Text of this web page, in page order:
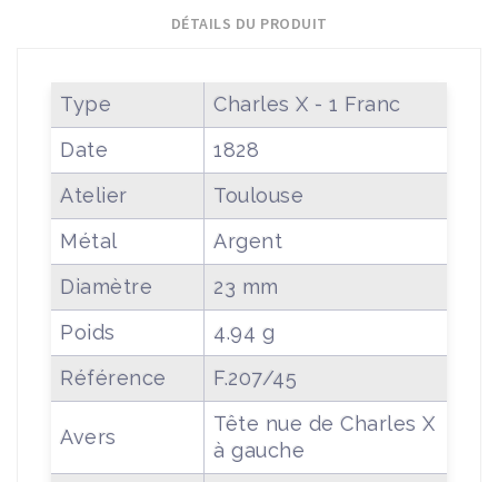
DÉTAILS DU PRODUIT
Type
Charles X - 1 Franc
Date
1828
Atelier
Toulouse
Métal
Argent
Diamètre
23 mm
Poids
4.94 g
Référence
F.207/45
Avers
Tête nue de Charles X
à gauche